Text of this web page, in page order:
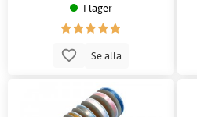
I lager
Se alla